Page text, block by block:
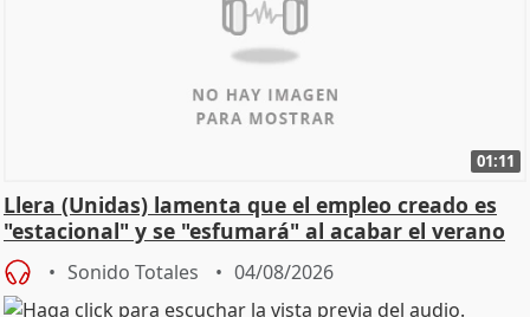
01:11
Llera (Unidas) lamenta que el empleo creado es
"estacional" y se "esfumará" al acabar el verano
Sonido Totales 04/08/2026